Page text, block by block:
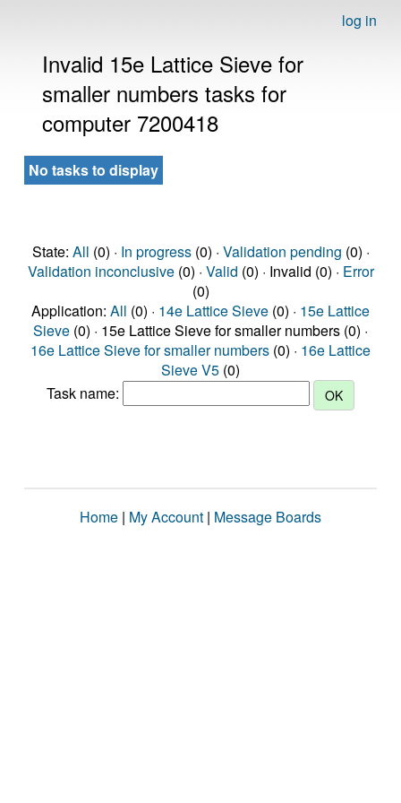
log in
Invalid 15e Lattice Sieve for
smaller numbers tasks for
computer 7200418
No tasks to display
State: All (0) · In progress(0) · Validation pending (0) ·
Validation inconclusive(0) · Valid (0) · Invalid (0) · Error
(0)
Application: All (0) · 14e Lattice Sieve (0) · 15e Lattice
Sieve (0) · 15e Lattice Sieve for smaller numbers (0) ·
16e Lattice Sieve for smaller numbers (0) · 16e Lattice
Sieve V5 (0)
Task name:
Home | My Account | Message Boards